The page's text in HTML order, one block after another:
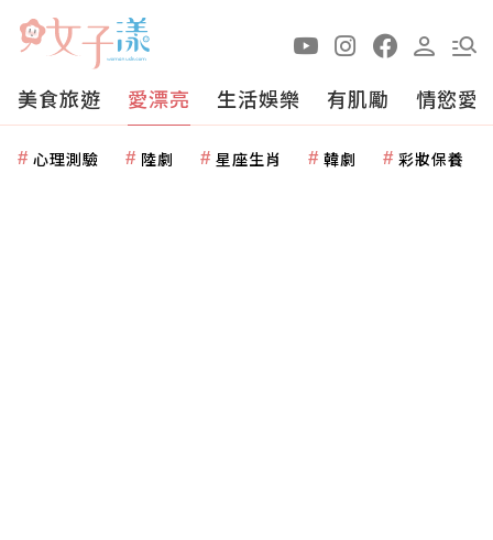
美食旅遊 愛漂亮 生活娛樂 有肌勵 情慾愛
心理測驗 陸劇 星座生肖 韓劇 彩妝保養